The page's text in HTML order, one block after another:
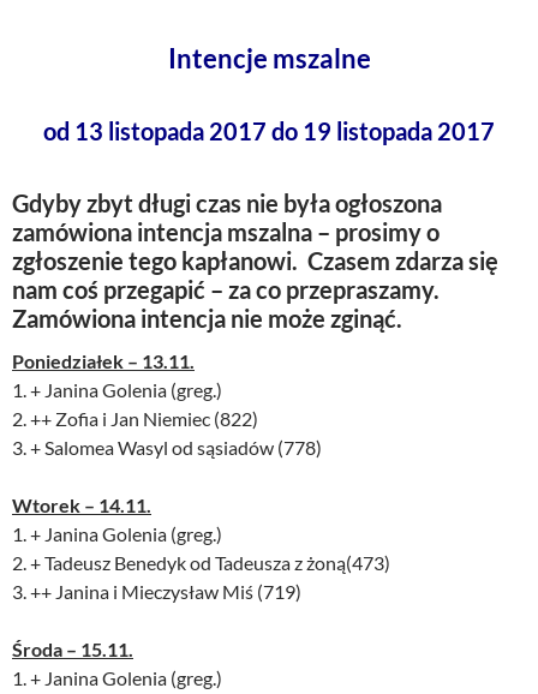
Intencje mszalne
od 13 listopada 2017 do 19 listopada 2017
Gdyby zbyt długi czas nie była ogłoszona
zamówiona intencja mszalna – prosimy o
zgłoszenie tego kapłanowi. Czasem zdarza się
nam coś przegapić – za co przepraszamy.
Zamówiona intencja nie może zginąć.
Poniedziałek – 13.11.
1. + Janina Golenia (greg.)
2. ++ Zofia i Jan Niemiec (822)
3. + Salomea Wasyl od sąsiadów (778)
Wtorek – 14.11.
1. + Janina Golenia (greg.)
2. + Tadeusz Benedyk od Tadeusza z żoną(473)
3. ++ Janina i Mieczysław Miś (719)
Środa – 15.11.
1. + Janina Golenia (greg.)